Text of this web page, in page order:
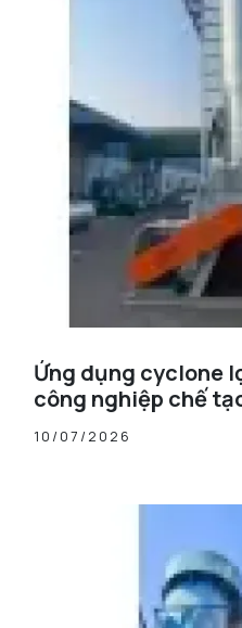
Ứng dụng cyclone
công nghiệp chế
10/07/2026